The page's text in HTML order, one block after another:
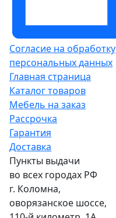
Согласие на обработку
персональных данных
Главная страница
Каталог товаров
Мебель на заказ
Рассрочка
Гарантия
Доставка
Пункты выдачи
во всех городах РФ
г. Коломна,
оворязанское шоссе,